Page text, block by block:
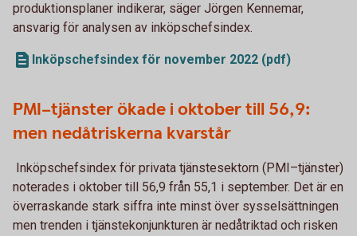
produktionsplaner indikerar, säger Jörgen Kennemar,
ansvarig för analysen av inköpschefsindex.
Inköpschefsindex för november 2022 (pdf)
PMI–tjänster ökade i oktober till 56,9:
men nedåtriskerna kvarstår
Inköpschefsindex för privata tjänstesektorn (PMI–tjänster)
noterades i oktober till 56,9 från 55,1 i september. Det är en
överraskande stark siffra inte minst över sysselsättningen
men trenden i tjänstekonjunkturen är nedåtriktad och risken